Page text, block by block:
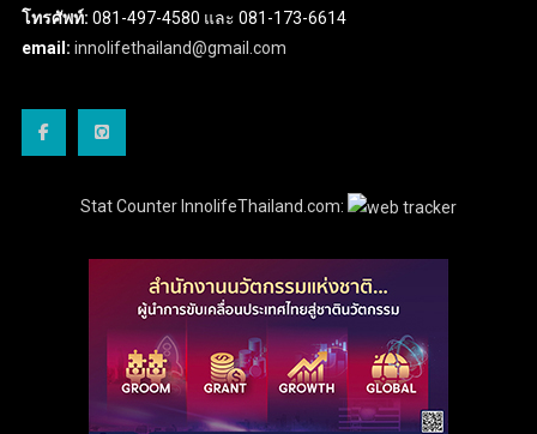
โทรศัพท์: 081-497-4580 และ 081-173-6614
email: innolifethailand@gmail.com
Stat Counter InnolifeThailand.com: